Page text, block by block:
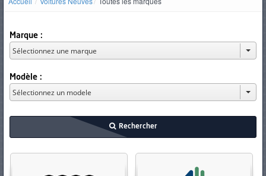
Marque :
Modèle :
Rechercher
D'OCCASION
CAMIONS